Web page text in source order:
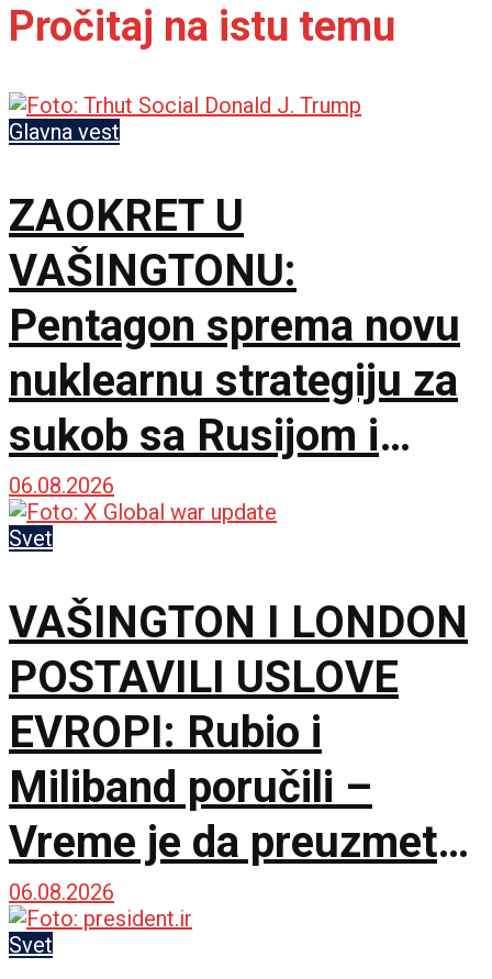
Pročitaj na istu temu
Glavna vest
ZAOKRET U
VAŠINGTONU:
Pentagon sprema novu
nuklearnu strategiju za
sukob sa Rusijom i
Kinom
06.08.2026
Svet
VAŠINGTON I LONDON
POSTAVILI USLOVE
EVROPI: Rubio i
Miliband poručili –
Vreme je da preuzmete
brigu o sopstvenoj
bezbednosti
06.08.2026
Svet